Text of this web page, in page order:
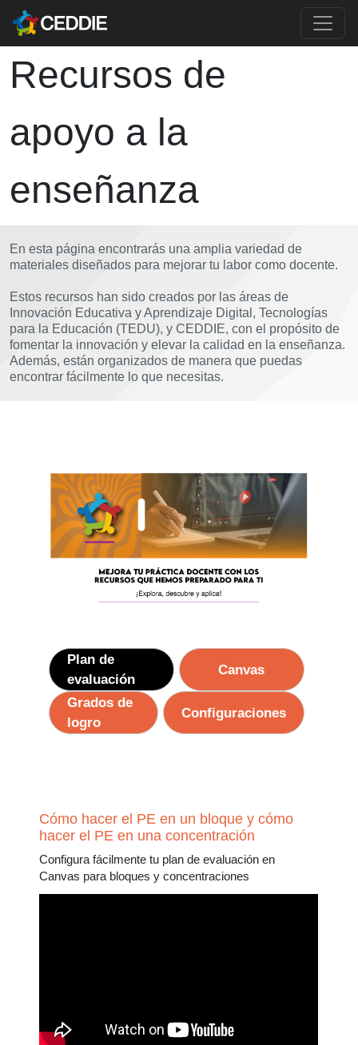
Pasar al contenido principal
Recursos de
apoyo a la
enseñanza
En esta página encontrarás una amplia variedad de
materiales diseñados para mejorar tu labor como docente.
Estos recursos han sido creados por las áreas de
Innovación Educativa y Aprendizaje Digital, Tecnologías
para la Educación (TEDU), y CEDDIE, con el propósito de
fomentar la innovación y elevar la calidad en la enseñanza.
Además, están organizados de manera que puedas
encontrar fácilmente lo que necesitas.
Plan de
evaluación
Canvas
Grados de
logro
Configuraciones
Cómo hacer el PE en un bloque y cómo
hacer el PE en una concentración
Configura fácilmente tu plan de evaluación en
Canvas para bloques y concentraciones